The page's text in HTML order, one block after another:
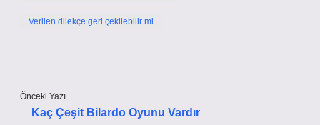
Verilen dilekçe geri çekilebilir mi
Önceki Yazı
Kaç Çeşit Bilardo Oyunu Vardır